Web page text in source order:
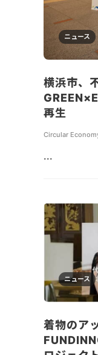
ニュース
横浜市、
再生
Circular
...
ニュース
着物のア